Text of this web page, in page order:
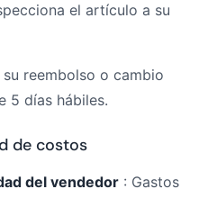
el artículo a su
reembolso o cambio
5 días hábiles.
de costos
del vendedor : Gastos